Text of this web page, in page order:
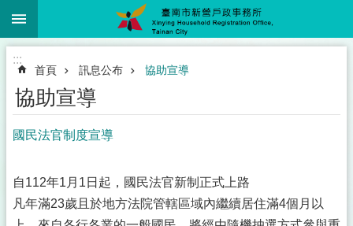
跳到主要內容區塊
:::
首頁 訊息公布 協助宣導
協助宣導
國民法官制度宣導
自112年1月1日起，國民法官新制正式上路
凡年滿23歲且於地方法院管轄區域內繼續居住滿4個月以